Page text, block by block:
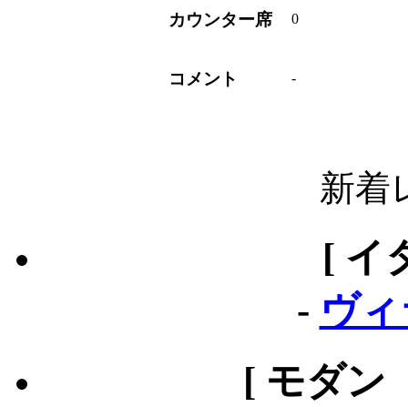
カウンター席 0
コメント -
新着
[ イ
- ヴ
[ モダ